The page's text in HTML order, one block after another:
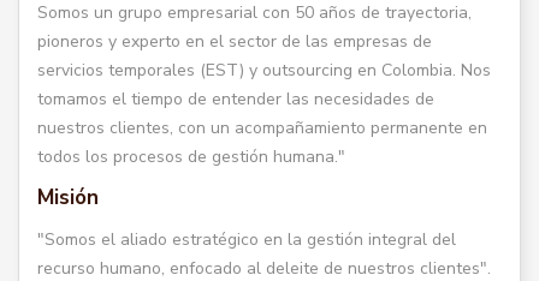
Somos un grupo empresarial con 50 años de trayectoria,
pioneros y experto en el sector de las empresas de
servicios temporales (EST) y outsourcing en Colombia. Nos
tomamos el tiempo de entender las necesidades de
nuestros clientes, con un acompañamiento permanente en
todos los procesos de gestión humana."
Misión
"Somos el aliado estratégico en la gestión integral del
recurso humano, enfocado al deleite de nuestros clientes".